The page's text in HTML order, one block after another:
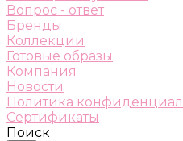
Вопрос - ответ
Бренды
Коллекции
Готовые образы
Компания
Новости
Политика
Сертификаты
Поиск